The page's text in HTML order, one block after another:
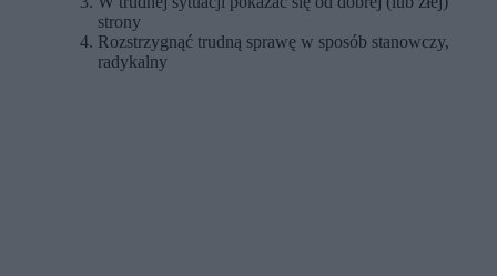
strony
Rozstrzygnąć trudną sprawę w sposób stanowczy,
radykalny